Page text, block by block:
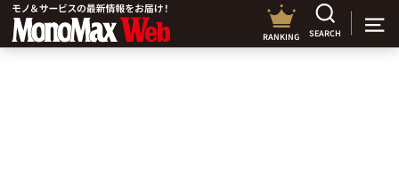
RANKING SEARCH